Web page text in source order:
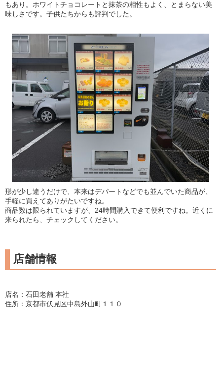
もあり。ホワイトチョコレートと抹茶の相性もよく、とまらない美
味しさです。子供たちからも評判でした。
形が少し違うだけで、本来はデパートなどでも並んでいた商品が、
手軽に買えてありがたいですね。
商品数は限られていますが、24時間購入できて便利ですね。近くに
来られたら、チェックしてください。
店舗情報
店名：石田老舗 本社
住所：京都市伏見区中島外山町１１０